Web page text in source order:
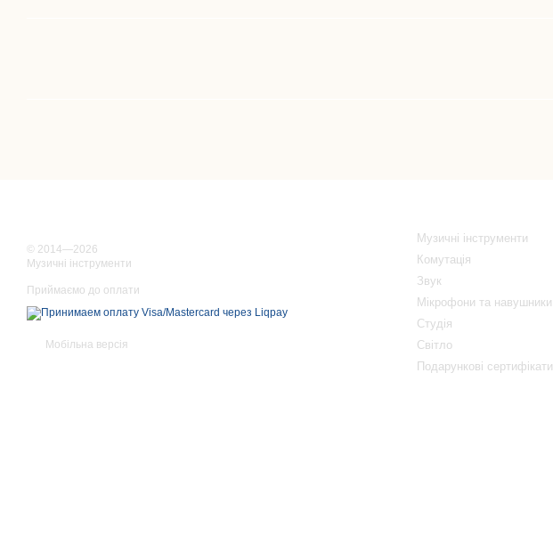
© 2014—2026
Музичні інструменти
Приймаємо до оплати
Мобільна версія
Музичні інструменти
Комутація
Звук
Мікрофони та навушники
Студія
Світло
Подарункові сертифікати